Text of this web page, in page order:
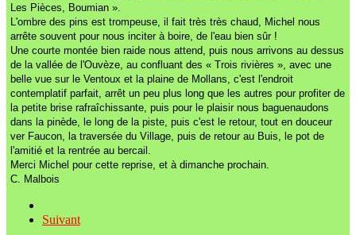
Les Pièces, Boumian ».
L'ombre des pins est trompeuse, il fait très très chaud, Michel nous
arrête souvent pour nous inciter à boire, de l'eau bien sûr !
Une courte montée bien raide nous attend, puis nous arrivons au dessus
de la vallée de l'Ouvèze, au confluant des « Trois rivières », avec une
belle vue sur le Ventoux et la plaine de Mollans, c'est l'endroit
contemplatif parfait, arrêt un peu plus long que les autres pour profiter de
la petite brise rafraîchissante, puis pour le plaisir nous baguenaudons
dans la pinède, le long de la piste, puis c'est le retour, tout en douceur
ver Faucon, la traversée du Village, puis de retour au Buis, le pot de
l'amitié et la rentrée au bercail.
Merci Michel pour cette reprise, et à dimanche prochain.
C. Malbois
Suivant